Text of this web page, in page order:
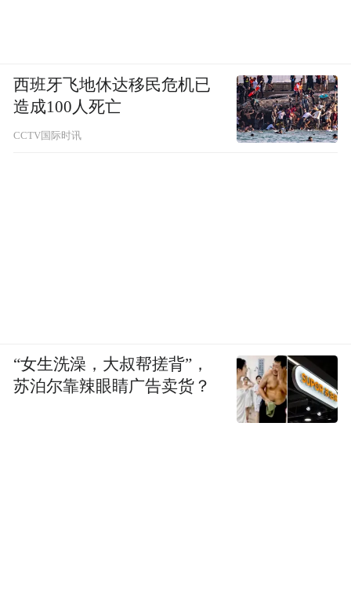
西班牙飞地休达移民危机已
造成100人死亡
CCTV国际时讯
“女生洗澡，大叔帮搓背”，
苏泊尔靠辣眼睛广告卖货？